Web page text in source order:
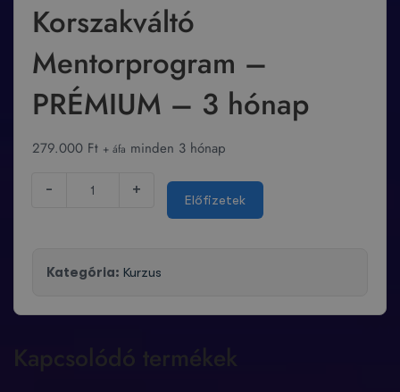
Korszakváltó
Mentorprogram –
PRÉMIUM – 3 hónap
279.000 Ft + áfa minden 3 hónap
- +
Előfizetek
Kategória: Kurzus
Kapcsolódó termékek